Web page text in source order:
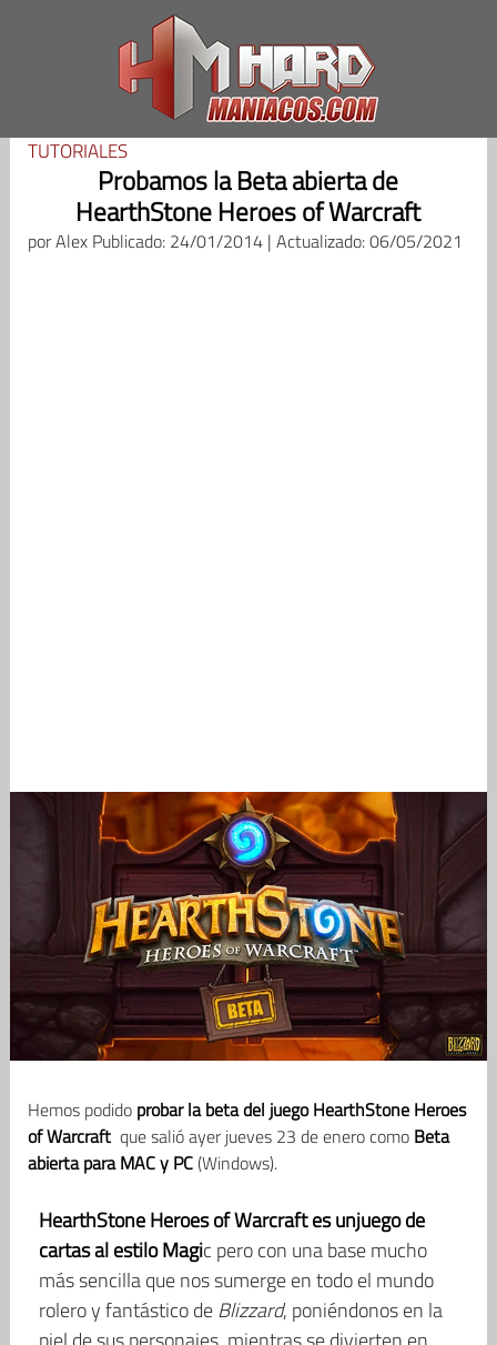
TUTORIALES
Probamos la Beta abierta de
HearthStone Heroes of Warcraft
porAlex Publicado: 24/01/2014 | Actualizado: 06/05/2021
Hemos podido probar la beta del juego HearthStone Heroes
of Warcraftque salió ayer jueves 23 de enero como Beta
abierta para MAC y PC(Windows).
HearthStone Heroes of Warcraft es unjuego de
cartas al estilo Magic pero con una base mucho
más sencilla que nos sumerge en todo el mundo
rolero y fantástico deBlizzard, poniéndonos en la